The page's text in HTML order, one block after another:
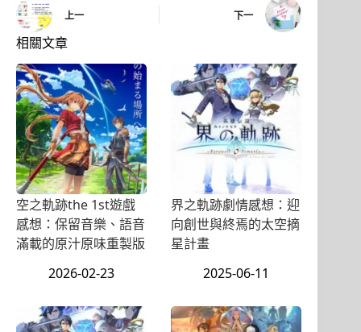
上一 下一
相關文章
空之軌跡the 1st遊戲
感想：保留音樂、語音
滿載的原汁原味重製版
2026-02-23
界之軌跡劇情感想：迎
向創世與終焉的太空摘
星計畫
2025-06-11